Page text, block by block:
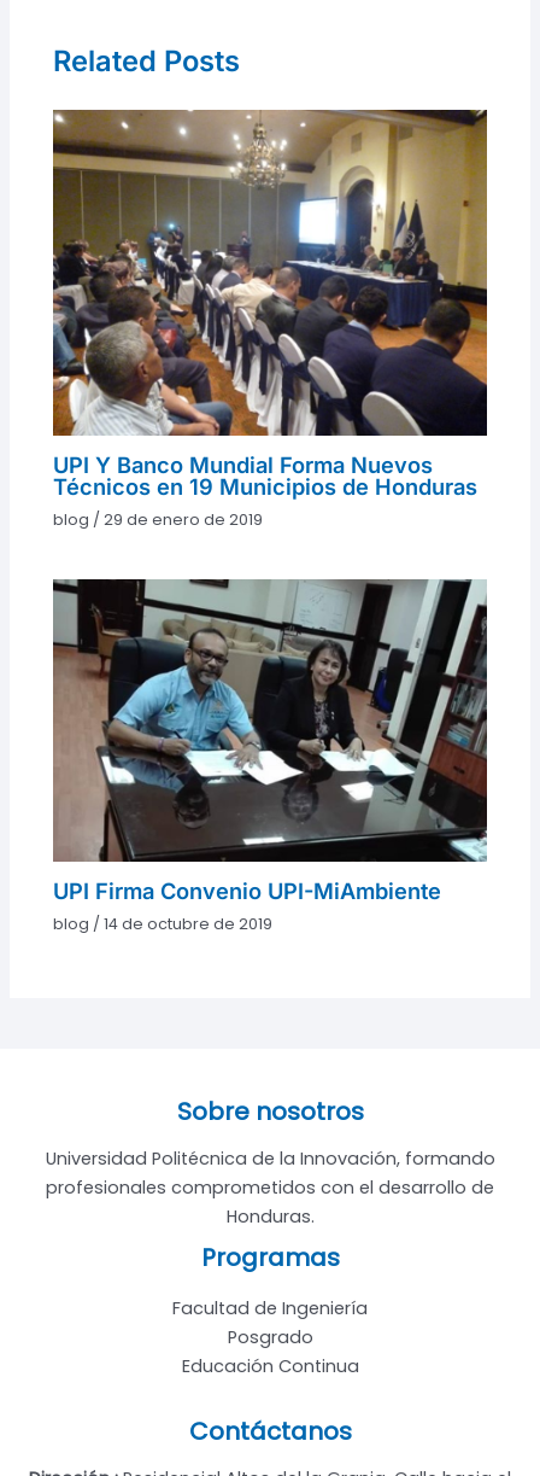
Related Posts
UPI Y Banco Mundial Forma Nuevos
Técnicos en 19 Municipios de Honduras
blog /29 de enero de 2019
UPI Firma Convenio UPI-MiAmbiente
blog /14 de octubre de 2019
Sobre nosotros
Universidad Politécnica de la Innovación, formando
profesionales comprometidos con el desarrollo de
Honduras.
Programas
Facultad de Ingeniería
Posgrado
Educación Continua
Contáctanos